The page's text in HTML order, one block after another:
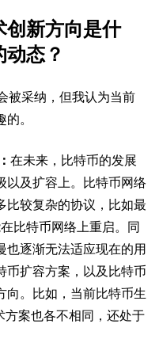
创新方向是什
态？
被采纳，但我认为当前
。
在未来，比特币的发展
以及扩容上。比特币网络
比较复杂的协议，比如最
比特币网络上重启。同
也逐渐无法适应现在的用
币扩容方案，以及比特币
向。比如，当前比特币生
方案也各不相同，还处于